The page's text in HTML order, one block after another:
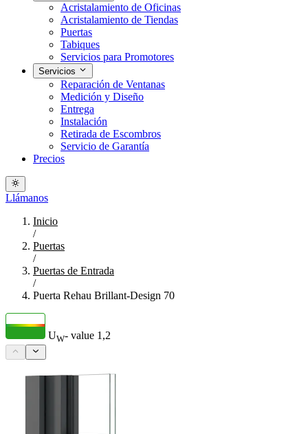
Acristalamiento de Oficinas
Acristalamiento de Tiendas
Puertas
Tabiques
Servicios para Promotores
Servicios
Reparación de Ventanas
Medición y Diseño
Entrega
Instalación
Retirada de Escombros
Servicio de Garantía
Precios
Llámanos
Inicio
/
Puertas
/
Puertas de Entrada
/
Puerta Rehau Brillant-Design 70
UW- value 1,2